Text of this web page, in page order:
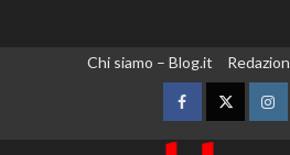
Chi siamo – Blog.it
FacebookTwitter